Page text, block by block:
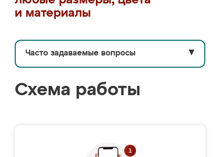
и материалы
Часто задаваемые вопросы ▼
Схема работы